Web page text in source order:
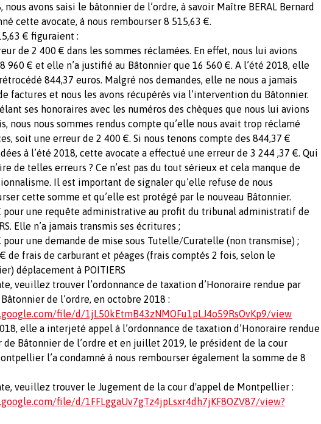
nous avons saisi le bâtonnier de l’ordre, à savoir Maître BERAL Bernard
cette avocate, à nous rembourser 8 515,63 €.
€ figuraient :
de 2 400 € dans les sommes réclamées. En effet, nous lui avions
960 € et elle n’a justifié au Bâtonnier que 16 560 €. A l’été 2018, elle
844,37 euros. Malgré nos demandes, elle ne nous a jamais
factures et nous les avons récupérés via l’intervention du Bâtonnier.
ses honoraires avec les numéros des chèques que nous lui avions
nous nous sommes rendus compte qu’elle nous avait trop réclamé
soit une erreur de 2 400 €. Si nous tenons compte des 844,37 €
à l’été 2018, cette avocate a effectué une erreur de 3 244 ,37 €. Qui
de telles erreurs ? Ce n’est pas du tout sérieux et cela manque de
Il est important de signaler qu’elle refuse de nous
cette somme et qu’elle est protégé par le nouveau Bâtonnier.
pour une requête administrative au profit du tribunal administratif de
Elle n’a jamais transmis ses écritures ;
pour une demande de mise sous Tutelle/Curatelle (non transmise) ;
de frais de carburant et péages (frais comptés 2 fois, selon le
déplacement à POITIERS
veuillez trouver l’ordonnance de taxation d’Honoraire rendue par
de l’ordre, en octobre 2018 :
file/d/1jL50kEtmB43zNMOFu1pLJ4o59RsOvKp9/view
elle a interjeté appel à l’ordonnance de taxation d’Honoraire rendue
de Bâtonnier de l’ordre et en juillet 2019, le président de la cour
l’a condamné à nous rembourser également la somme de 8
veuillez trouver le Jugement de la cour d'appel de Montpellier :
file/d/1FFLggaUv7gTz4jpLsxr4dh7jKF8OZV87/view?